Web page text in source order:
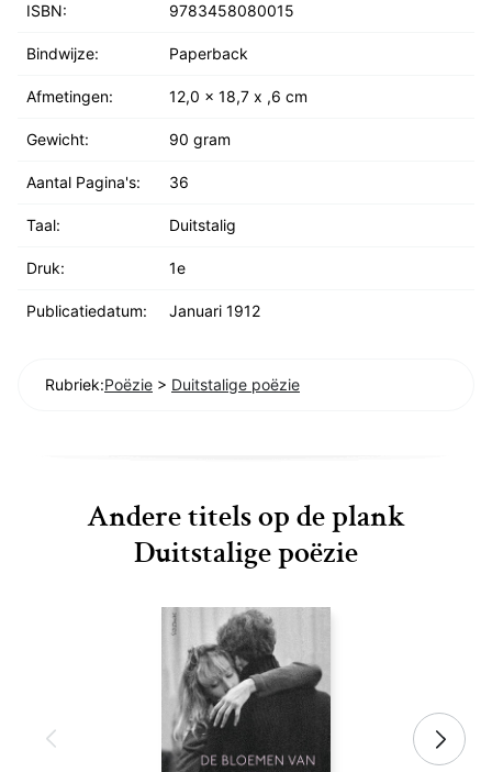
ISBN: 9783458080015
Bindwijze: Paperback
Afmetingen: 12,0 x 18,7 x ,6 cm
Gewicht: 90 gram
Aantal Pagina's: 36
Taal: Duitstalig
Druk: 1e
Publicatiedatum: Januari 1912
Rubriek:Poëzie > Duitstalige poëzie
Andere titels op de plank
Duitstalige poëzie